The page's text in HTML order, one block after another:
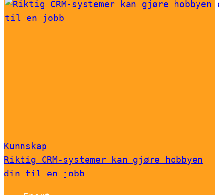
Kunnskap
Riktig CRM-systemer kan gjøre hobbyen
din til en jobb